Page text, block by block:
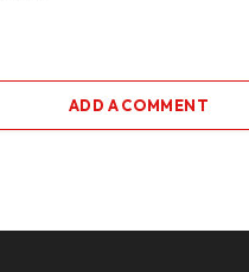
ADD A COMMENT